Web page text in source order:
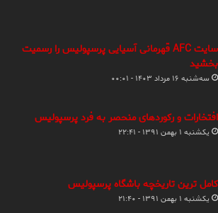
سایت AFC قهرمانی آسیایی پرسپولیس را رسمیت
بخشید
سه‌شنبه ۱۶ مرداد ۱۴۰۳ - ۰۰:۰۱
افتخارات و رکوردهای منحصر به فرد پرسپولیس
یکشنبه ۱ بهمن ۱۳۹۱ - ۲۲:۴۱
کامل ترین تاریخچه باشگاه پرسپولیس
یکشنبه ۱ بهمن ۱۳۹۱ - ۲۱:۴۰